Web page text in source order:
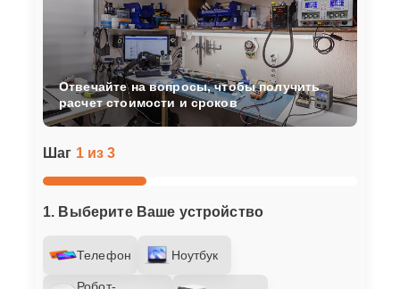
Шаг 1 из 3
1. Выберите Ваше устройство
Телефон Ноутбук
Отвечайте на вопросы, чтобы получить
расчет стоимости и сроков